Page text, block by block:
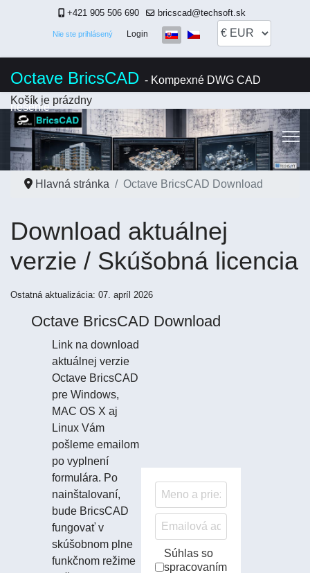
+421 905 506 690 bricscad@techsoft.sk
Nie ste prihlásený Login Vyberte váš jazyk
Octave BricsCAD - Kompexné DWG CAD
riešenie
Košík je prázdny
Hlavná stránka Octave BricsCAD Download
Download aktuálnej
verzie / Skúšobná licencia
Ostatná aktualizácia: 07. apríl 2026
Octave BricsCAD Download
Link na download
aktuálnej verzie
Octave BricsCAD
pre Windows,
MAC OS X aj
Linux Vám
pošleme emailom
po vyplnení
formulára. Po
nainštalovaní,
bude BricsCAD
fungovať v
skúšobnom plne
funkčnom režime
Checkboxes
Súhlas so
spracovaním